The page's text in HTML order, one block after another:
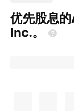
优先股息
Inc.。